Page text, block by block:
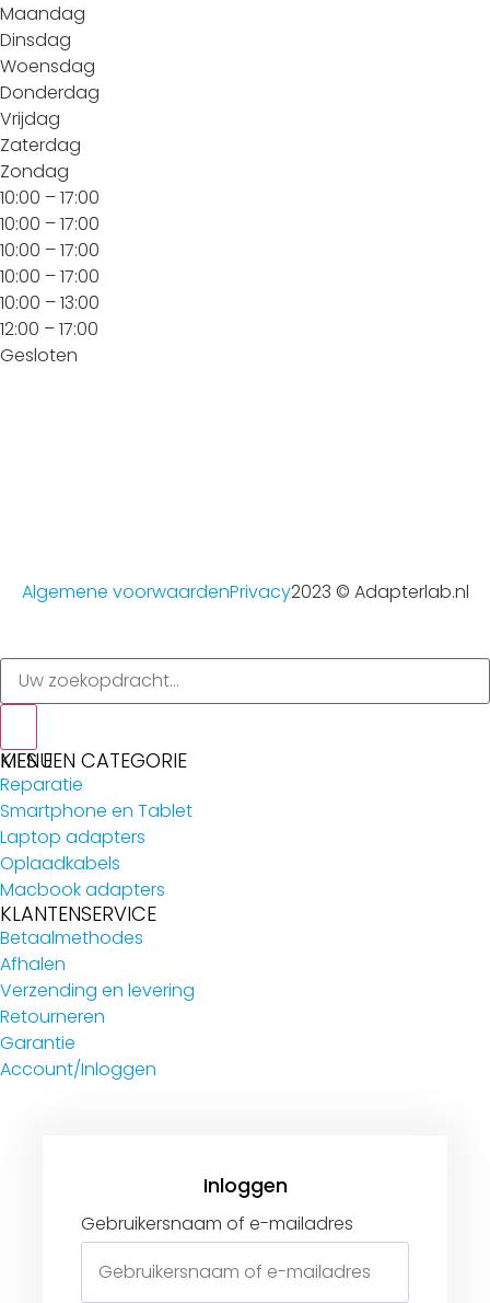
Maandag
Dinsdag
Woensdag
Donderdag
Vrijdag
Zaterdag
Zondag
10:00 – 17:00
10:00 – 17:00
10:00 – 17:00
10:00 – 17:00
10:00 – 13:00
12:00 – 17:00
Gesloten
Algemene voorwaardenPrivacy2023 © Adapterlab.nl
MENU
KIES EEN CATEGORIE
Reparatie
Smartphone en Tablet
Laptop adapters
Oplaadkabels
Macbook adapters
KLANTENSERVICE
Betaalmethodes
Afhalen
Verzending en levering
Retourneren
Garantie
Account/Inloggen
Gebruikersnaam of e-mailadres